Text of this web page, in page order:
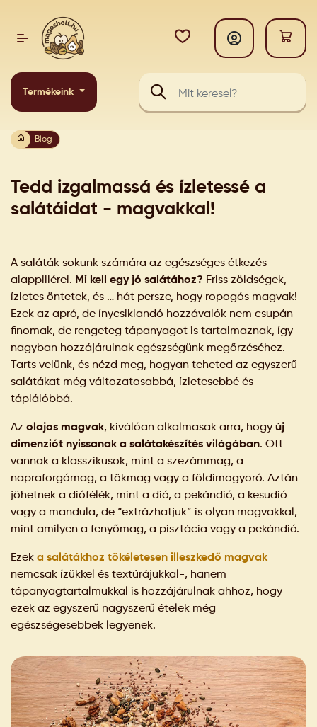
Termékeink
Blog
Tedd izgalmassá és ízletessé a
salátáidat - magvakkal!
A saláták sokunk számára az egészséges étkezés
alappillérei. Mi kell egy jó salátához? Friss zöldségek,
ízletes öntetek, és … hát persze, hogy ropogós magvak!
Ezek az apró, de ínycsiklandó hozzávalók nem csupán
finomak, de rengeteg tápanyagot is tartalmaznak, így
nagyban hozzájárulnak egészségünk megőrzéséhez.
Tarts velünk, és nézd meg, hogyan teheted az egyszerű
salátákat még változatosabbá, ízletesebbé és
táplálóbbá.
Az olajos magvak, kiválóan alkalmasak arra, hogy új
dimenziót nyissanak a salátakészítés világában. Ott
vannak a klasszikusok, mint a szezámmag, a
napraforgómag, a tökmag vagy a földimogyoró. Aztán
jöhetnek a diófélék, mint a dió, a pekándió, a kesudió
vagy a mandula, de “extrázhatjuk” is olyan magvakkal,
mint amilyen a fenyőmag, a pisztácia vagy a pekándió.
Ezek a salátákhoz tökéletesen illeszkedő magvak
nemcsak ízükkel és textúrájukkal-, hanem
tápanyagtartalmukkal is hozzájárulnak ahhoz, hogy
ezek az egyszerű nagyszerű ételek még
egészségesebbek legyenek.